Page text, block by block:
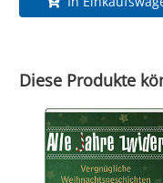
Diese Produkte